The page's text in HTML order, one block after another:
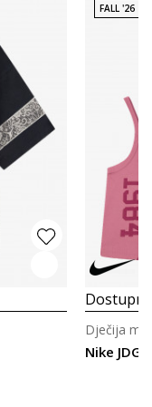
FALL '26
Nike JDG
Dječija